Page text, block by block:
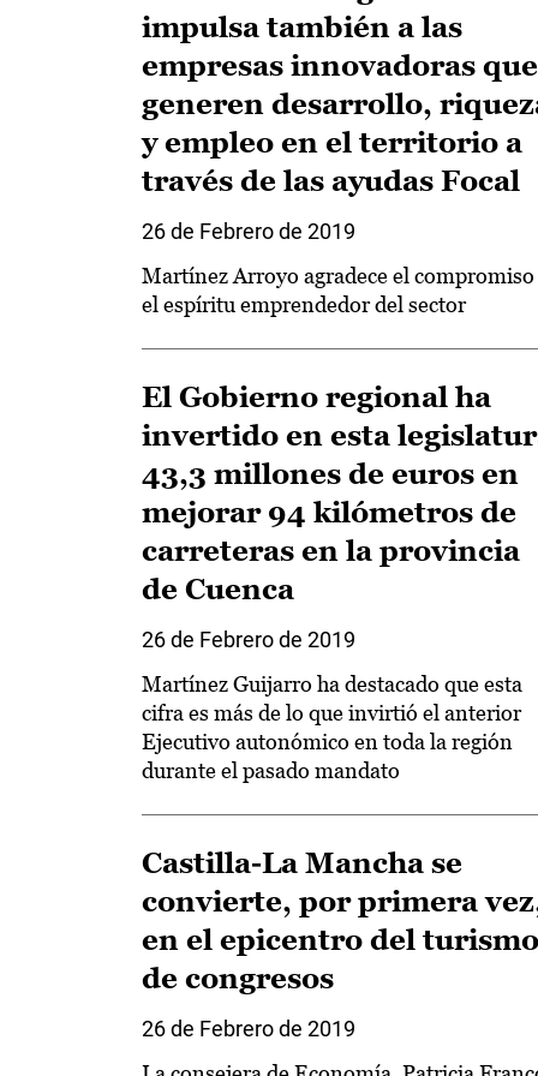
impulsa también a las
empresas innovadoras que
generen desarrollo,
y empleo en el territorio a
través de las ayudas Focal
26 de Febrero de 2019
Martínez Arroyo agradece el compromiso
el espíritu emprendedor del sector
El Gobierno regional ha
invertido en esta
43,3 millones de euros en
mejorar 94 kilómetros de
carreteras en la provincia
de Cuenca
26 de Febrero de 2019
Martínez Guijarro ha destacado que esta
cifra es más de lo que invirtió el anterior
Ejecutivo autonómico en toda la región
durante el pasado mandato
Castilla-La Mancha se
convierte, por primera
en el epicentro del turismo
de congresos
26 de Febrero de 2019